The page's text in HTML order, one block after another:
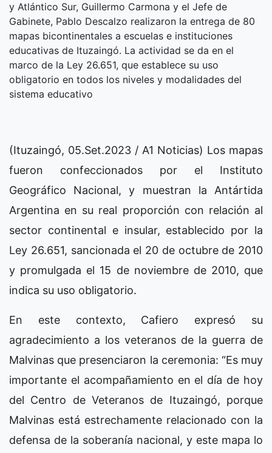
y Atlántico Sur, Guillermo Carmona y el Jefe de
Gabinete, Pablo Descalzo realizaron la entrega de 80
mapas bicontinentales a escuelas e instituciones
educativas de Ituzaingó. La actividad se da en el
marco de la Ley 26.651, que establece su uso
obligatorio en todos los niveles y modalidades del
sistema educativo
(Ituzaingó, 05.Set.2023 / A1 Noticias) Los mapas
fueron confeccionados por el Instituto
Geográfico Nacional, y muestran la Antártida
Argentina en su real proporción con relación al
sector continental e insular, establecido por la
Ley 26.651, sancionada el 20 de octubre de 2010
y promulgada el 15 de noviembre de 2010, que
indica su uso obligatorio.
En este contexto, Cafiero expresó su
agradecimiento a los veteranos de la guerra de
Malvinas que presenciaron la ceremonia: “Es muy
importante el acompañamiento en el día de hoy
del Centro de Veteranos de Ituzaingó, porque
Malvinas está estrechamente relacionado con la
defensa de la soberanía nacional, y este mapa lo